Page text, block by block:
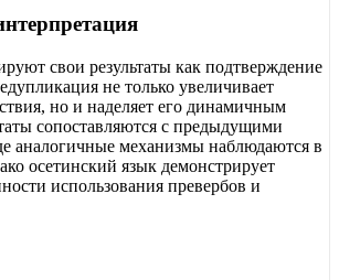
свои результаты как подтверждение
не только увеличивает
но и наделяет его динамичным
сопоставляются с предыдущими
аналогичные механизмы наблюдаются в
осетинский язык демонстрирует
использования превербов и